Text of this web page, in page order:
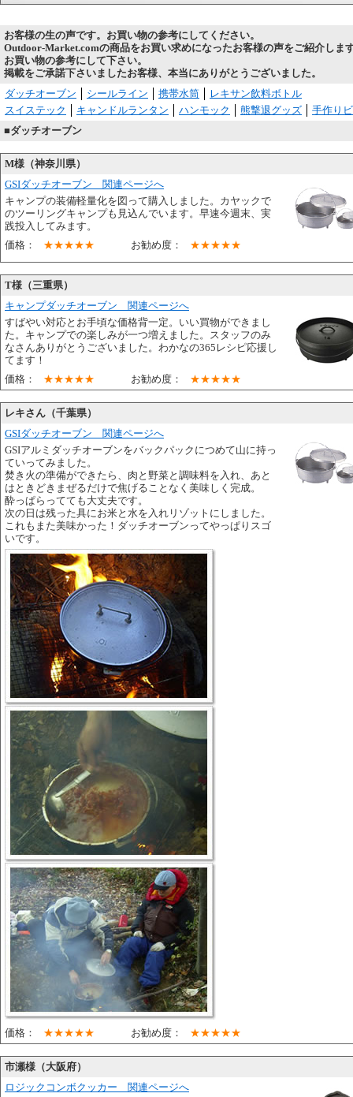
お客様の生の声です。お買い物の参考にしてください。
Outdoor-Market.comの商品をお買い求めになったお客様の声をご紹介しま
お買い物の参考にして下さい。
掲載をご承諾下さいましたお客様、本当にありがとうございました。
ダッチオーブン
シールライン 携帯水筒
レキサン飲料ボトル
スイステック
キャンドルランタン ハンモック 熊撃退グッズ
手作り
■ダッチオーブン
M様（神奈川県）
GSIダッチオーブン 関連ページへ
キャンプの装備軽量化を図って購入しました。カヤックで
のツーリングキャンプも見込んでいます。早速今週末、実
践投入してみます。
価格：
★★★★★ お勧め度： ★★★★★
T様（三重県）
キャンプダッチオーブン 関連ページへ
すばやい対応とお手頃な価格背一定。いい買物ができまし
た。キャンプでの楽しみが一つ増えました。スタッフのみ
なさんありがとうございました。わかなの365レシピ応援し
てます！
価格：
★★★★★ お勧め度： ★★★★★
レキさん（千葉県）
GSIダッチオーブン 関連ページへ
GSIアルミダッチオーブンをバックパックにつめて山に持っ
ていってみました。
焚き火の準備ができたら、肉と野菜と調味料を入れ、あと
はときどきまぜるだけで焦げることなく美味しく完成。
酔っぱらってても大丈夫です。
次の日は残った具にお米と水を入れリゾットにしました。
これもまた美味かった！ダッチオーブンってやっぱりスゴ
いです。
価格： ★★★★★ お勧め度： ★★★★★
市瀬様（大阪府）
ロジックコンボクッカー 関連ページへ